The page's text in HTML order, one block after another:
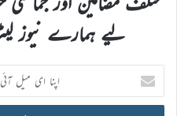
لیے ہمارے نیوز
اپنا
ای
میل